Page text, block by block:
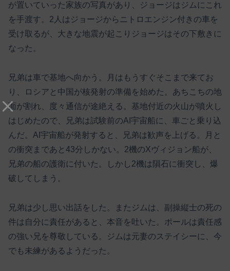
が置いていった家族の写真があり、ジョージはジムにこれ
を手渡す。2人はジョージからニトロエンジン付きの車を
受け取るが、大きな地震が起こりジョージはその下敷きに
なった。
兄弟は車で基地へ向かう。月はもうすぐそこまで来てお
り、ロシアと中国が核発射の準備を始めた。あちこちの地
面が割れ、度々通信が途絶える。基地付近の火山が噴火し
はじめたので、兄弟は試験前のAI宇宙船に、車ごと乗り込
んだ。AI宇宙船が発射すると、兄弟は歓声を上げる。月と
の衝突まであと43分しかない。2機のXヴィジョン船が、
兄弟の船の護衛に付いた。しかし2機は隕石に衝突し、爆
破してしまう。
兄弟は少し思い出話をした。またジムは、副操縦士の死の
件は自分に責任があると、本音を吐いた。ポールは責任感
の強い兄を尊敬している。ジムは元妻のステイシーに、今
でも未練があるようだった。